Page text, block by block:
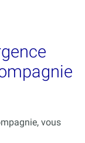
vous